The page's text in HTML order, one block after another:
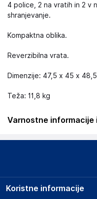
4 police, 2 na vratih in 2 v
shranjevanje.
Kompaktna oblika.
Reverzibilna vrata.
Dimenzije: 47,5 x 45 x
Teža: 11,8 kg
Varnostne informacije
Podatki o proizvajalcu
Cecotec Innovaciones S.L.
Koristne informacije